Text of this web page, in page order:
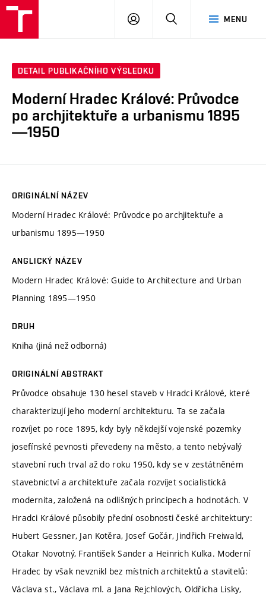
MENU
PŘIHLÁSIT
DETAIL PUBLIKAČNÍHO VÝSLEDKU
Moderní Hradec Králové: Průvodce
po archjitektuře a urbanismu 1895
—1950
ORIGINÁLNÍ NÁZEV
Moderní Hradec Králové: Průvodce po archjitektuře a
urbanismu 1895—1950
ANGLICKÝ NÁZEV
Modern Hradec Králové: Guide to Architecture and Urban
Planning 1895—1950
DRUH
Kniha (jiná než odborná)
ORIGINÁLNÍ ABSTRAKT
Průvodce obsahuje 130 hesel staveb v Hradci Králové, které
charakterizují jeho moderní architekturu. Ta se začala
rozvíjet po roce 1895, kdy byly někdejší vojenské pozemky
josefínské pevnosti převedeny na město, a tento nebývalý
stavební ruch trval až do roku 1950, kdy se v zestátněném
stavebnictví a architektuře začala rozvíjet socialistická
modernita, založená na odlišných principech a hodnotách. V
Hradci Králové působily přední osobnosti české architektury:
Hubert Gessner, Jan Kotěra, Josef Gočár, Jindřich Freiwald,
Otakar Novotný, František Sander a Heinrich Kulka. Moderní
Hradec by však nevznikl bez místních architektů a stavitelů:
Václava st., Václava ml. a Jana Rejchlových, Oldřicha Lisky,